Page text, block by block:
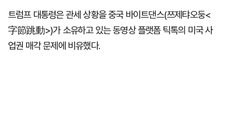
트럼프 대통령은 관세 상황을 중국 바이트댄스(쯔제탸오둥<
字節跳動>)가 소유하고 있는 동영상 플랫폼 틱톡의 미국 사
업권 매각 문제에 비유했다.